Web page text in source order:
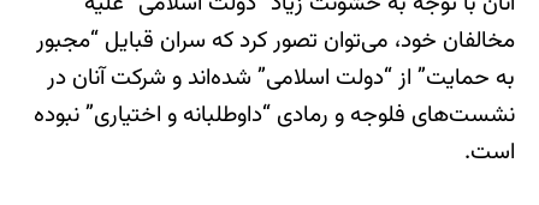
مخالفان خود، می‌توان تصور کرد که سران قبایل “مجبور
به حمایت” از “دولت اسلامی” شده‌اند و شرکت آنان در
نشست‌های فلوجه و رمادی “داوطلبانه و اختیاری” نبوده
است.